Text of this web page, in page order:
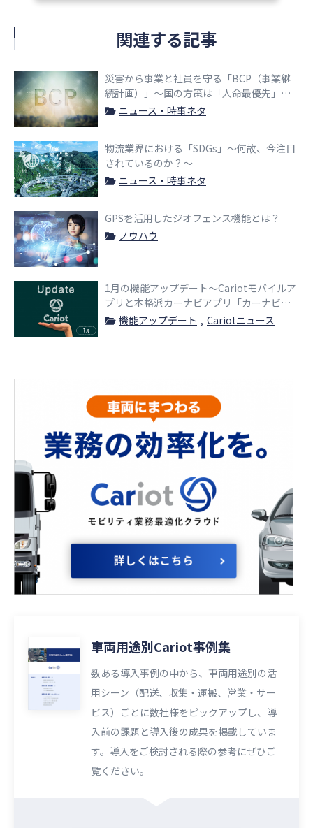
関連する記事
災害から事業と社員を守る「BCP（事業継
続計画）」〜国の方策は「人命最優先」に
転換へ〜
ニュース・時事ネタ
物流業界における「SDGs」〜何故、今注目
されているのか？〜
ニュース・時事ネタ
GPSを活用したジオフェンス機能とは？
ノウハウ
1月の機能アップデート〜Cariotモバイルア
プリと本格派カーナビアプリ「カーナビタ
イム」が連携〜
機能アップデート Cariotニュース
車両用途別Cariot事例集
数ある導入事例の中から、車両用途別の活
用シーン（配送、収集・運搬、営業・サー
ビス）ごとに数社様をピックアップし、導
入前の課題と導入後の成果を掲載していま
す。導入をご検討される際の参考にぜひご
覧ください。​​